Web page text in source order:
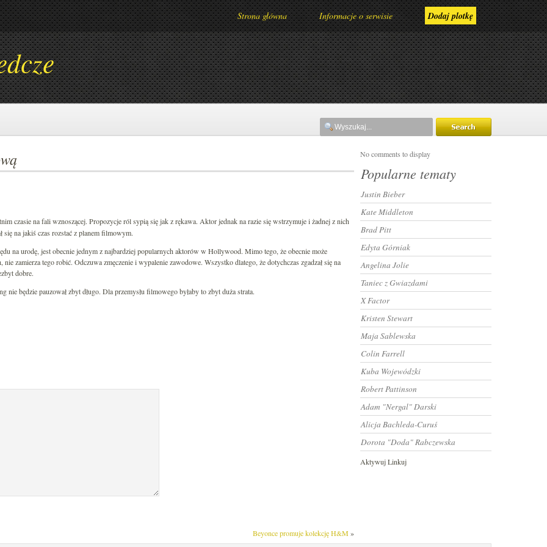
Strona główna Informacje o serwisie Dodaj plotkę
czasie na fali wznoszącej. Propozycje ról sypią się jak z rękawa. Aktor jednak na razie się wstrzymuje i żadnej z nich
się na jakiś czas rozstać z planem filmowym.
na urodę, jest obecnie jednym z najbardziej popularnych aktorów w Hollywood. Mimo tego, że obecnie może
nie zamierza tego robić. Odczuwa zmęczenie i wypalenie zawodowe. Wszystko dlatego, że dotychczas zgadzał się na
dobre.
nie będzie pauzował zbyt długo. Dla przemysłu filmowego byłaby to zbyt duża strata.
Beyonce promuje kolekcję H&M »
No comments to display
Popularne tematy
Justin Bieber
Kate Middleton
Brad Pitt
Edyta Górniak
Angelina Jolie
Taniec z Gwiazdami
X Factor
Kristen Stewart
Maja Sablewska
Colin Farrell
Kuba Wojewódzki
Robert Pattinson
Adam "Nergal" Darski
Alicja Bachleda-Curuś
Dorota "Doda" Rabczewska
Aktywuj Linkuj